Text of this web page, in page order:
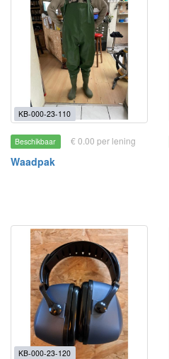
KB-000-23-110
Beschikbaar € 0.00 per lening
Waadpak
KB-000-23-120